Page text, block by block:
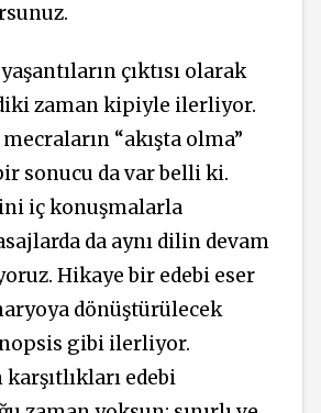
çıktısı olarak
zaman kipiyle ilerliyor.
“akışta olma”
sonucu da var belli ki.
iç konuşmalarla
da aynı dilin devam
Hikaye bir edebi eser
dönüştürülecek
gibi ilerliyor.
edebi